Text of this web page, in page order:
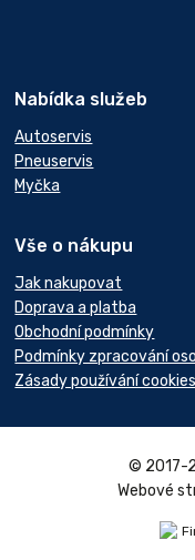
Nabídka služeb
Autoservis
Pneuservis
Myčka
Vše o nákupu
Jak nakupovat
Doprava a platba
Obchodní podmínky
Podmínky zpracování
Zásady používání cookies
© 2017-
Webové